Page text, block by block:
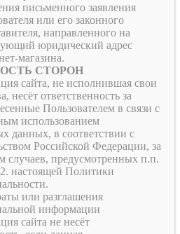
письменного заявления
или его законного
направленного на
юридический адрес
магазина.
СТОРОН
сайта, не исполнившая свои
несёт ответственность за
Пользователем в связи с
использованием
данных, в соответствии с
Российской Федерации, за
случаев, предусмотренных п.п.
настоящей Политики
или разглашения
информации
сайта не несёт